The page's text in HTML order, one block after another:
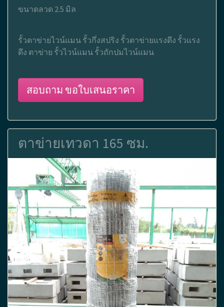
ขนาดลวด 2.5 มิล
รั้วตาข่ายไวน์แมน รั้วกึ่งสปริง รั้วตาข่ายแรงดึง รั้วแรง
ดึง ตาข่าย รั้วไวน์แมน รั้วถักปมไวน์แมน
สอบถาม ขอใบเสนอราคา
ตาข่ายเทวดา 165 ซม.